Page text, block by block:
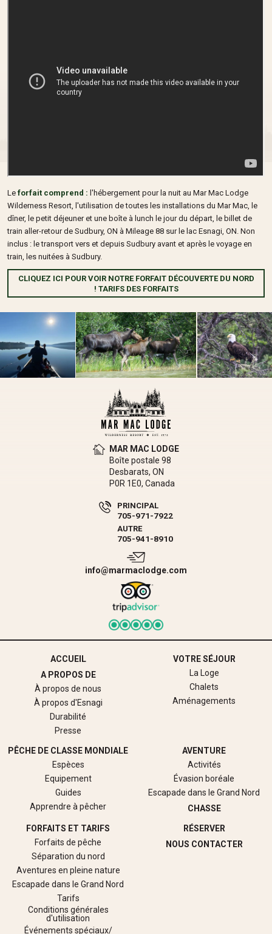
Leforfait comprend : l'hébergement pour la nuit au Mar Mac Lodge
Wilderness Resort, l'utilisation de toutes les installations du Mar Mac, le
dîner, le petit déjeuner et une boîte à lunch le jour du départ, le billet de
train aller-retour de Sudbury, ON à Mileage 88 sur le lac Esnagi, ON. Non
inclus : le transport vers et depuis Sudbury avant et après le voyage en
train, les nuitées à Sudbury.
CLIQUEZ ICI POUR VOIR NOTRE FORFAIT DÉCOUVERTE DU NORD
! TARIFS DES FORFAITS
MAR MAC LODGE
Boîte postale 98
Desbarats, ON
P0R 1E0, Canada
PRINCIPAL
705-971-7922
AUTRE
705-941-8910
info@marmaclodge.com
ACCUEIL
A PROPOS DE
À propos de nous
À propos d'Esnagi
Durabilité
Presse
VOTRE SÉJOUR
La Loge
Chalets
Aménagements
PÊCHE DE CLASSE MONDIALE
Espèces
Equipement
Guides
Apprendre à pêcher
AVENTURE
Activités
Évasion boréale
Escapade dans le Grand Nord
CHASSE
FORFAITS ET TARIFS
Forfaits de pêche
Séparation du nord
Aventures en pleine nature
Escapade dans le Grand Nord
Tarifs
Conditions générales
d'utilisation
Événements spéciaux/
RÉSERVER
NOUS CONTACTER